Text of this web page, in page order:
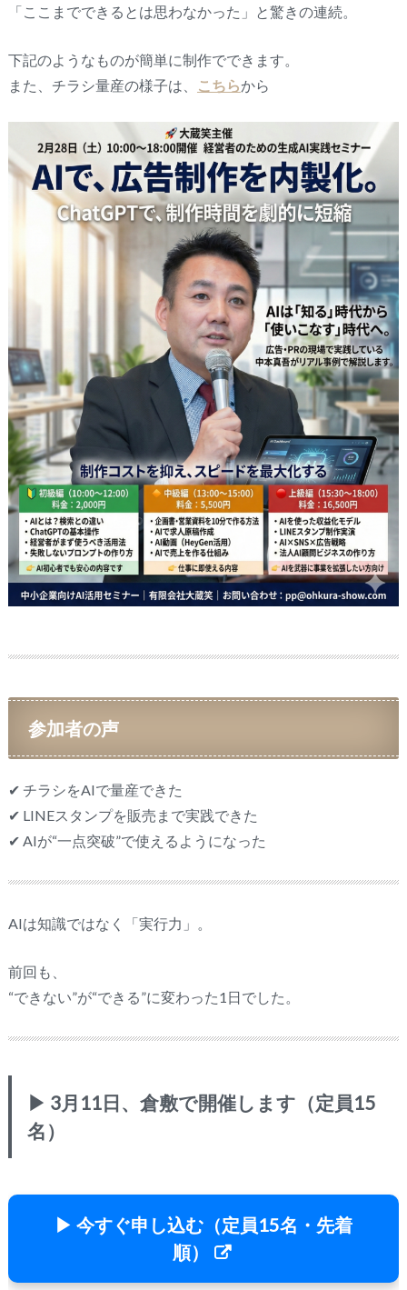
「ここまでできるとは思わなかった」と驚きの連続。
下記のようなものが簡単に制作でできます。
また、チラシ量産の様子は、
こちらから
参加者の声
✔ チラシをAIで量産できた
✔ LINEスタンプを販売まで実践できた
✔ AIが“一点突破”で使えるようになった
AIは知識ではなく「実行力」。
前回も、
“できない”が“できる”に変わった1日でした。
▶ 3月11日、倉敷で開催します（定員15
名）
▶ 今すぐ申し込む（定員15名・先着
順）